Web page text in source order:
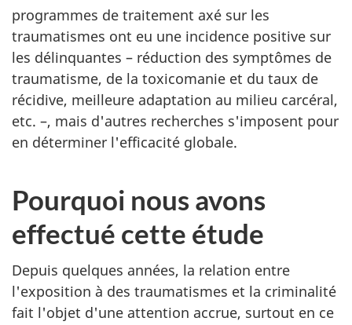
programmes de traitement axé sur les
traumatismes ont eu une incidence positive sur
les délinquantes – réduction des symptômes de
traumatisme, de la toxicomanie et du taux de
récidive, meilleure adaptation au milieu carcéral,
etc. –, mais d'autres recherches s'imposent pour
en déterminer l'efficacité globale.
Pourquoi nous avons
effectué cette étude
Depuis quelques années, la relation entre
l'exposition à des traumatismes et la criminalité
fait l'objet d'une attention accrue, surtout en ce